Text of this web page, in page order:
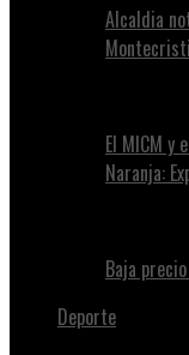
Alcaldia
Montecristi
El MICM y
Naranja:
Baja
Deporte